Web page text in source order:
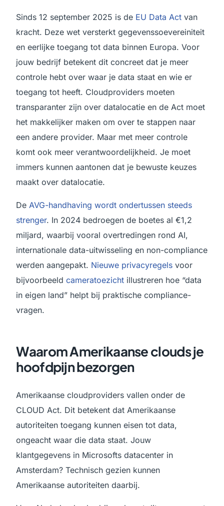
Sinds 12 september 2025 is de EU Data Act van
kracht. Deze wet versterkt gegevenssoevereiniteit
en eerlijke toegang tot data binnen Europa. Voor
jouw bedrijf betekent dit concreet dat je meer
controle hebt over waar je data staat en wie er
toegang tot heeft. Cloudproviders moeten
transparanter zijn over datalocatie en de Act moet
het makkelijker maken om over te stappen naar
een andere provider. Maar met meer controle
komt ook meer verantwoordelijkheid. Je moet
immers kunnen aantonen dat je bewuste keuzes
maakt over datalocatie.
De AVG-handhaving wordt ondertussen steeds
strenger. In 2024 bedroegen de boetes al €1,2
miljard, waarbij vooral overtredingen rond AI,
internationale data-uitwisseling en non-compliance
werden aangepakt. Nieuwe privacyregels voor
bijvoorbeeldcameratoezicht illustreren hoe “data
in eigen land” helpt bij praktische compliance-
vragen.
Waarom Amerikaanse clouds je
hoofdpijn bezorgen
Amerikaanse cloudproviders vallen onder de
CLOUD Act. Dit betekent dat Amerikaanse
autoriteiten toegang kunnen eisen tot data,
ongeacht waar die data staat. Jouw
klantgegevens in Microsofts datacenter in
Amsterdam? Technisch gezien kunnen
Amerikaanse autoriteiten daarbij.